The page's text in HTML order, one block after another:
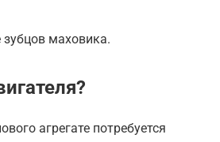
зубцов маховика.
агрегате потребуется